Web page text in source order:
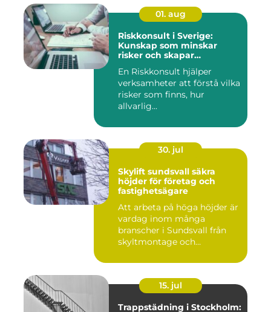
01. aug
Riskkonsult i Sverige:
Kunskap som minskar
risker och skapar
En Riskkonsult hjälper
verksamheter att förstå vilka
risker som finns, hur
allvarlig...
30. jul
Skylift sundsvall säkra
höjder för företag och
fastighetsägare
Att arbeta på höga höjder är
vardag inom många
branscher i Sundsvall från
skyltmontage och
15. jul
Trappstädning i Stockholm: